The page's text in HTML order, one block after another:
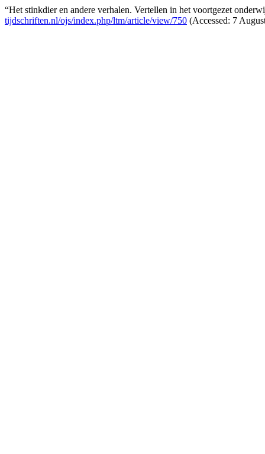
“Het stinkdier en andere verhalen. Vertellen in het voortgezet
tijdschriften.nl/ojs/index.php/ltm/article/view/750 (Accessed: 7